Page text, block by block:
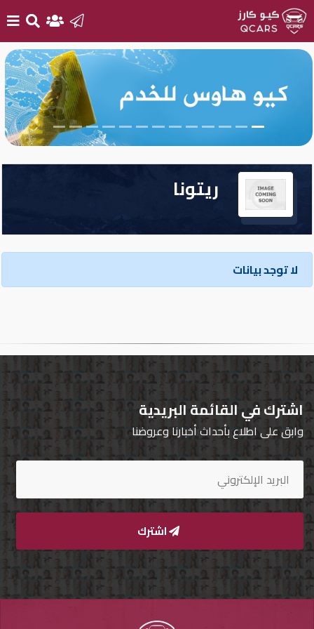
بيع
سيارتك
أحدث
السيارات
سيارات
جديدة
سيارات
تسجيل
الدخول
English
مستثمري
السيارات
الماركات
مطلوب
ريتونا
لا توجد بيانات
اشترك في القائمة البريدية
وابق على اطلاع بأحداث أخبارنا وعروضنا
اشترك